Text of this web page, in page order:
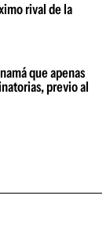
rival de la
que apenas
previo al